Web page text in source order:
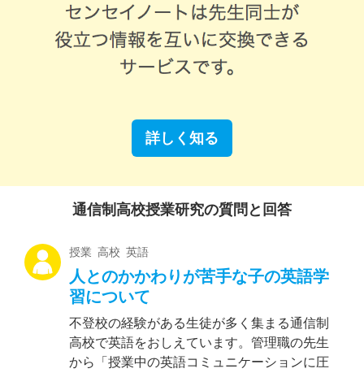
詳しく知る
通信制高校授業研究の質問と回答
授業 高校 英語
人とのかかわりが苦手な子の英語学
習について
不登校の経験がある生徒が多く集まる通信制
高校で英語をおしえています。管理職の先生
から「授業中の英語コミュニケーションに圧